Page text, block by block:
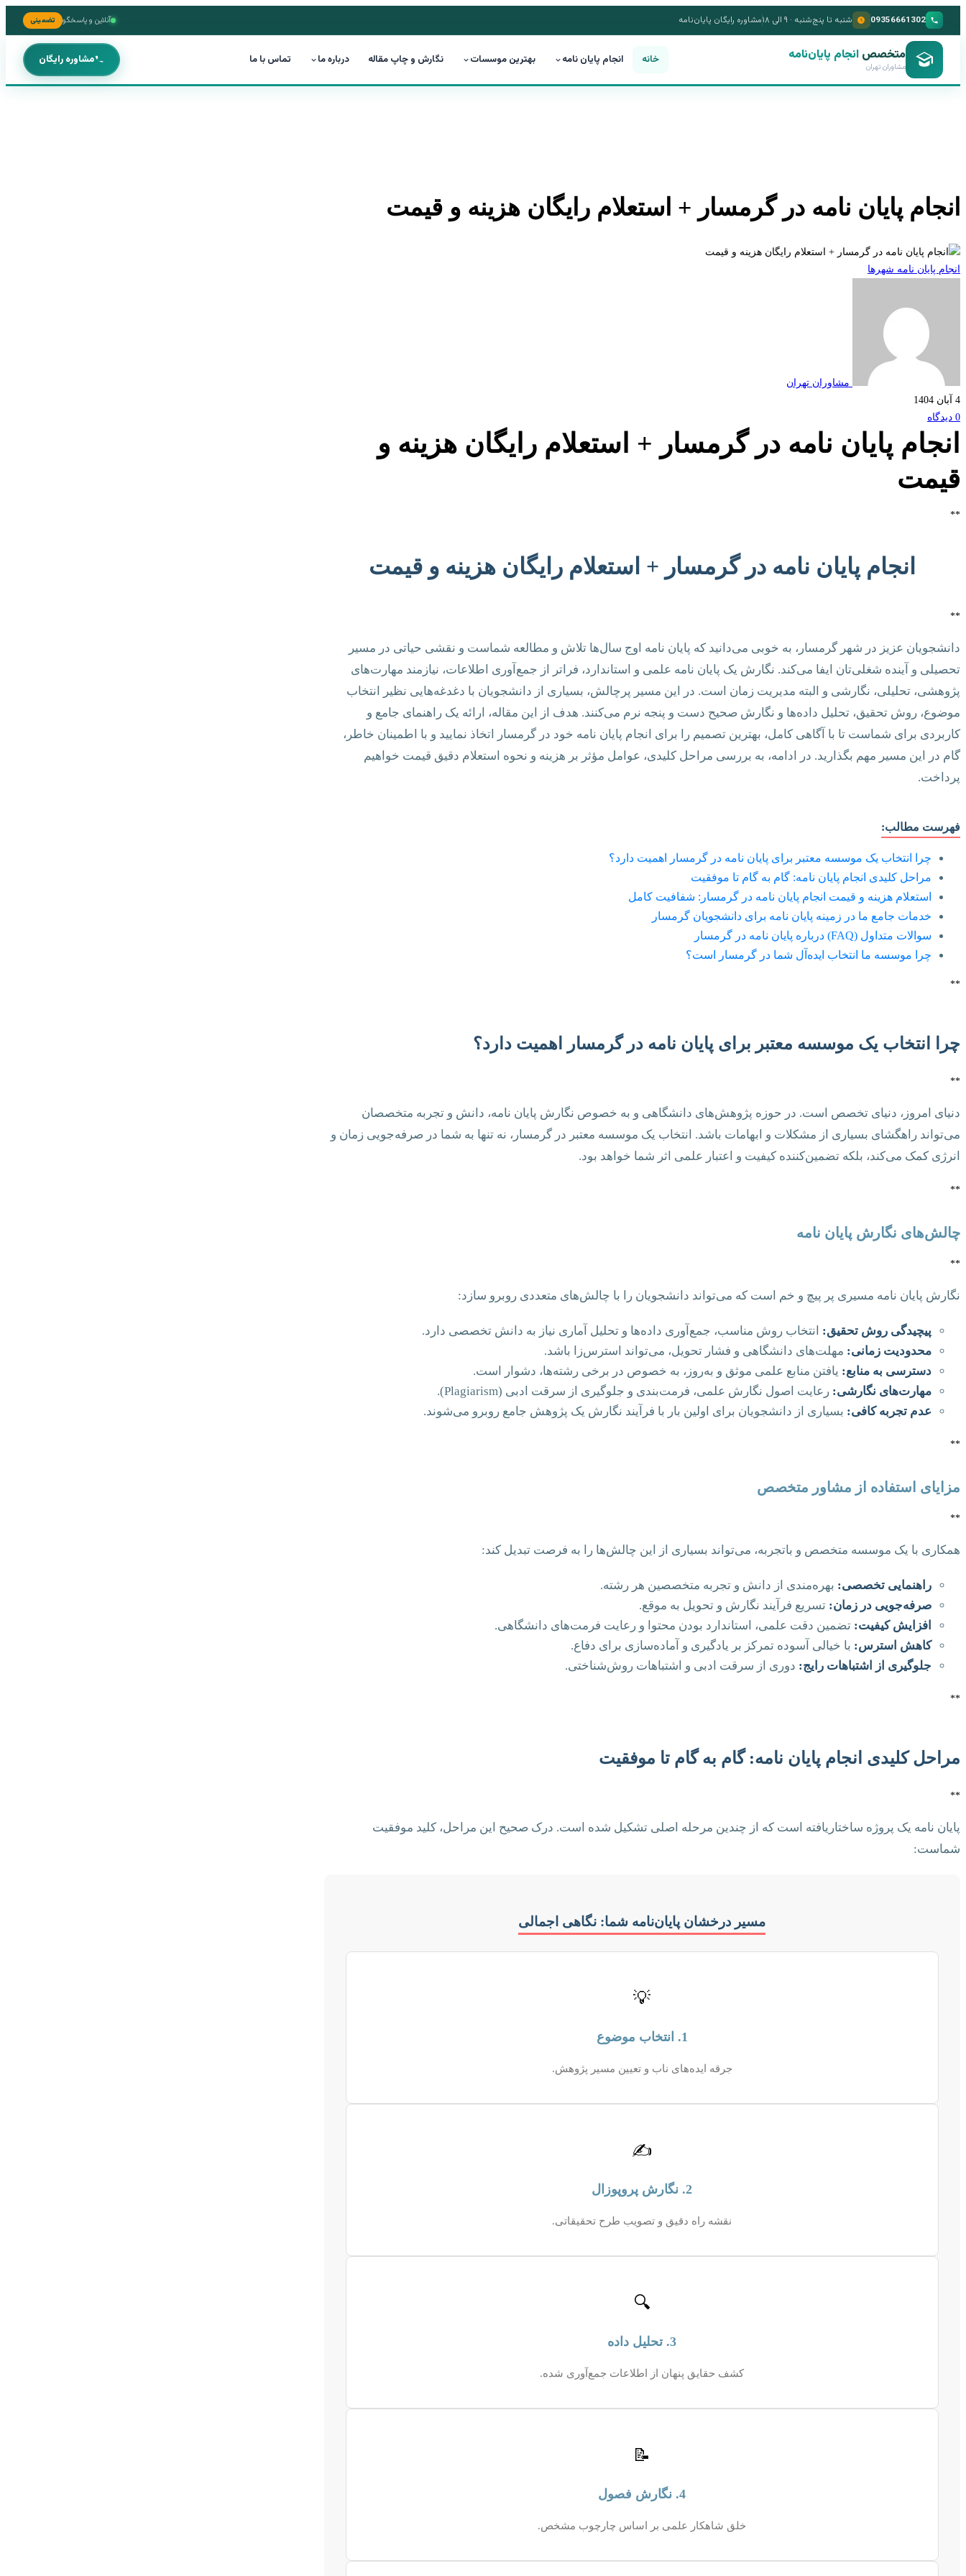
09356661302 شنبه تا پنج‌شنبه · ۹ الی ۱۸ مشاوره رایگان پایان‌نامه آنلاین و پاسخگو تضمینی
متخصص انجام پایان‌نامه
مشاوران تهران خانه انجام پایان نامه بهترین موسسات نگارش و چاپ مقاله درباره ما تماس با ما مشاوره رایگان
انجام پایان نامه در گرمسار + استعلام رایگان هزینه و قیمت
انجام پایان نامه شهرها
مشاوران تهران
4 آبان 1404
0 دیدگاه
انجام پایان نامه در گرمسار + استعلام رایگان هزینه و
قیمت
**
انجام پایان نامه در گرمسار + استعلام رایگان هزینه و قیمت
**
دانشجویان عزیز در شهر گرمسار، به خوبی می‌دانید که پایان نامه اوج سال‌ها تلاش و مطالعه شماست و نقشی حیاتی در مسیر
تحصیلی و آینده شغلی‌تان ایفا می‌کند. نگارش یک پایان نامه علمی و استاندارد، فراتر از جمع‌آوری اطلاعات، نیازمند مهارت‌های
پژوهشی، تحلیلی، نگارشی و البته مدیریت زمان است. در این مسیر پرچالش، بسیاری از دانشجویان با دغدغه‌هایی نظیر انتخاب
موضوع، روش تحقیق، تحلیل داده‌ها و نگارش صحیح دست و پنجه نرم می‌کنند. هدف از این مقاله، ارائه یک راهنمای جامع و
کاربردی برای شماست تا با آگاهی کامل، بهترین تصمیم را برای انجام پایان نامه خود در گرمسار اتخاذ نمایید و با اطمینان خاطر،
گام در این مسیر مهم بگذارید. در ادامه، به بررسی مراحل کلیدی، عوامل مؤثر بر هزینه و نحوه استعلام دقیق قیمت خواهیم
پرداخت.
فهرست مطالب:
چرا انتخاب یک موسسه معتبر برای پایان نامه در گرمسار اهمیت دارد؟
مراحل کلیدی انجام پایان نامه: گام به گام تا موفقیت
استعلام هزینه و قیمت انجام پایان نامه در گرمسار: شفافیت کامل
خدمات جامع ما در زمینه پایان نامه برای دانشجویان گرمسار
سوالات متداول (FAQ) درباره پایان نامه در گرمسار
چرا موسسه ما انتخاب ایده‌آل شما در گرمسار است؟
**
چرا انتخاب یک موسسه معتبر برای پایان نامه در گرمسار اهمیت دارد؟
**
دنیای امروز، دنیای تخصص است. در حوزه پژوهش‌های دانشگاهی و به خصوص نگارش پایان نامه، دانش و تجربه متخصصان
می‌تواند راهگشای بسیاری از مشکلات و ابهامات باشد. انتخاب یک موسسه معتبر در گرمسار، نه تنها به شما در صرفه‌جویی زمان و
انرژی کمک می‌کند، بلکه تضمین‌کننده کیفیت و اعتبار علمی اثر شما خواهد بود.
**
چالش‌های نگارش پایان نامه
**
نگارش پایان نامه مسیری پر پیچ و خم است که می‌تواند دانشجویان را با چالش‌های متعددی روبرو سازد:
پیچیدگی روش تحقیق: انتخاب روش مناسب، جمع‌آوری داده‌ها و تحلیل آماری نیاز به دانش تخصصی دارد.
محدودیت زمانی: مهلت‌های دانشگاهی و فشار تحویل، می‌تواند استرس‌زا باشد.
دسترسی به منابع: یافتن منابع علمی موثق و به‌روز، به خصوص در برخی رشته‌ها، دشوار است.
مهارت‌های نگارشی: رعایت اصول نگارش علمی، فرمت‌بندی و جلوگیری از سرقت ادبی (Plagiarism).
عدم تجربه کافی: بسیاری از دانشجویان برای اولین بار با فرآیند نگارش یک پژوهش جامع روبرو می‌شوند.
**
مزایای استفاده از مشاور متخصص
**
همکاری با یک موسسه متخصص و باتجربه، می‌تواند بسیاری از این چالش‌ها را به فرصت تبدیل کند:
راهنمایی تخصصی: بهره‌مندی از دانش و تجربه متخصصین هر رشته.
صرفه‌جویی در زمان: تسریع فرآیند نگارش و تحویل به موقع.
افزایش کیفیت: تضمین دقت علمی، استاندارد بودن محتوا و رعایت فرمت‌های دانشگاهی.
کاهش استرس: با خیالی آسوده تمرکز بر یادگیری و آماده‌سازی برای دفاع.
جلوگیری از اشتباهات رایج: دوری از سرقت ادبی و اشتباهات روش‌شناختی.
**
مراحل کلیدی انجام پایان نامه: گام به گام تا موفقیت
**
پایان نامه یک پروژه ساختاریافته است که از چندین مرحله اصلی تشکیل شده است. درک صحیح این مراحل، کلید موفقیت
شماست:
مسیر درخشان پایان‌نامه شما: نگاهی اجمالی
💡
1. انتخاب موضوع
جرقه ایده‌های ناب و تعیین مسیر پژوهش.
✍️
2. نگارش پروپوزال
نقشه راه دقیق و تصویب طرح تحقیقاتی.
🔍
3. تحلیل داده
کشف حقایق پنهان از اطلاعات جمع‌آوری شده.
📝
4. نگارش فصول
خلق شاهکار علمی بر اساس چارچوب مشخص.